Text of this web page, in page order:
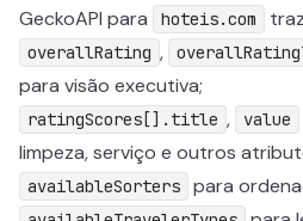
GeckoAPI para
hoteis.com
overallRating ,
para visão executiva;
ratingScores[].title , value
limpeza, serviço e outros
availableSorters para